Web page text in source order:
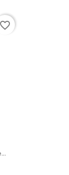
favorite_border